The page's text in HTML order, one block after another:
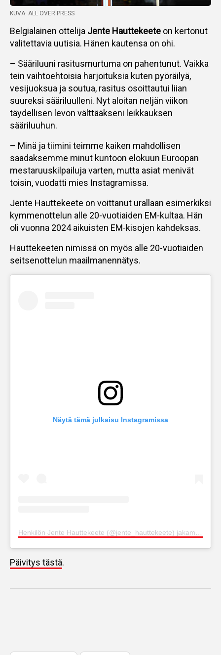
KUVA: ALL OVER PRESS
Belgialainen ottelija Jente Hauttekeete on kertonut
valitettavia uutisia. Hänen kautensa on ohi.
– Sääriluuni rasitusmurtuma on pahentunut. Vaikka
tein vaihtoehtoisia harjoituksia kuten pyöräilyä,
vesijuoksua ja soutuа, rasitus osoittautui liian
suureksi sääriluulleni. Nyt aloitan neljän viikon
täydellisen levon välttääkseni leikkauksen
sääriluuhun.
– Minä ja tiimini teimme kaiken mahdollisen
saadaksemme minut kuntoon elokuun Euroopan
mestaruuskilpailuja varten, mutta asiat menivät
toisin, vuodatti mies Instagramissa.
Jente Hauttekeete on voittanut urallaan esimerkiksi
kymmenottelun alle 20-vuotiaiden EM-kultaa. Hän
oli vuonna 2024 aikuisten EM-kisojen kahdeksas.
Hauttekeeten nimissä on myös alle 20-vuotiaiden
seitsenottelun maailmanennätys.
Näytä tämä julkaisu Instagramissa
Päivitys tästä.